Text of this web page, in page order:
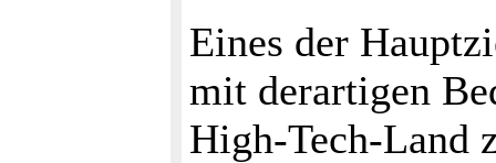
Eines der
mit derartigen
High-Tech-Land